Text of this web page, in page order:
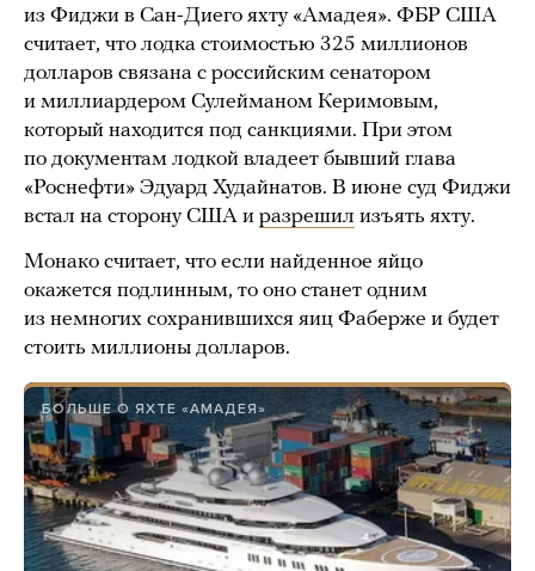
из Фиджи в Сан-Диего яхту «Амадея». ФБР США
считает, что лодка стоимостью 325 миллионов
долларов связана с российским сенатором
и миллиардером Сулейманом Керимовым,
который находится под санкциями. При этом
по документам лодкой владеет бывший глава
«Роснефти» Эдуард Худайнатов. В июне суд Фиджи
встал на сторону США и разрешил изъять яхту.
Монако считает, что если найденное яйцо
окажется подлинным, то оно станет одним
из немногих сохранившихся яиц Фаберже и будет
стоить миллионы долларов.
БОЛЬШЕ О ЯХТЕ «АМАДЕЯ»